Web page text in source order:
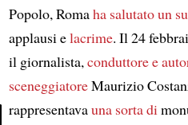
Popolo, Romaha salutatoun
applausi elacrime. Il 24
il giornalista,conduttore e
sceneggiatoreMaurizio
rappresentavauna sorta di